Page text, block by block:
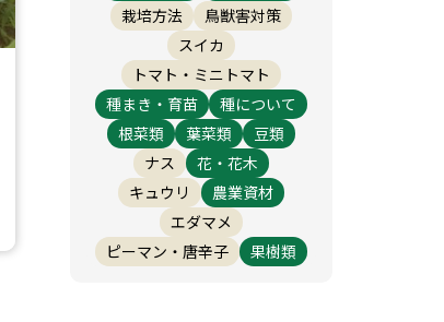
栽培方法
鳥獣害対策
スイカ
トマト・ミニトマト
種まき・育苗
種について
根菜類
葉菜類
豆類
ナス
花・花木
キュウリ
農業資材
エダマメ
ピーマン・唐辛子
果樹類